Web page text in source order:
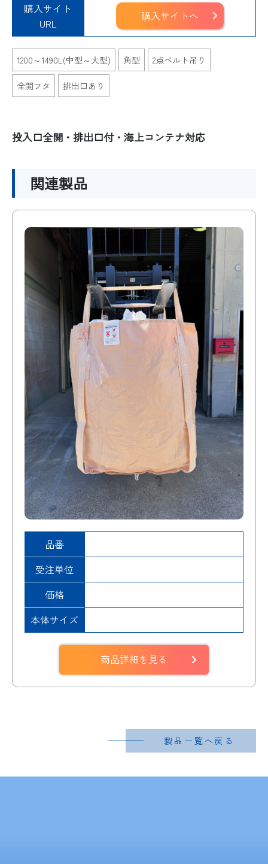
購入サイト
URL
購入サイトへ
1200～1490L(中型～大型) 角型 2点ベルト吊り
全開フタ 排出口あり
投入口全開・排出口付・海上コンテナ対応
関連製品
品番
受注単位
価格
本体サイズ
商品詳細を見る
製品一覧へ戻る